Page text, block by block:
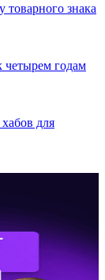
товарного знака
четырем годам
для